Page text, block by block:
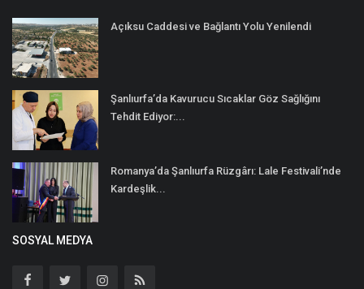
Açıksu Caddesi ve Bağlantı Yolu Yenilendi
Şanlıurfa’da Kavurucu Sıcaklar Göz Sağlığını
Tehdit Ediyor:...
Romanya’da Şanlıurfa Rüzgârı: Lale Festivali’nde
Kardeşlik...
SOSYAL MEDYA